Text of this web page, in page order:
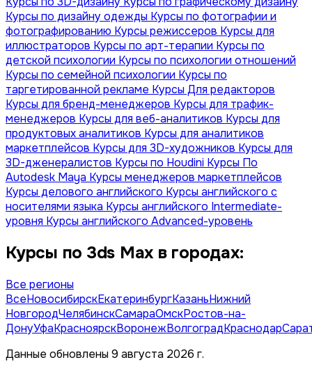
Курсы по дизайну одежды Курсы по фотографии и
фотографированию Курсы режиссеров Курсы для
иллюстраторов Курсы по арт-терапии Курсы по
детской психологии Курсы по психологии отношений
Курсы по семейной психологии Курсы по
таргетированной рекламе Курсы Для редакторов
Курсы для бренд-менеджеров Курсы для трафик-
менеджеров Курсы для веб-аналитиков Курсы для
продуктовых аналитиков Курсы для аналитиков
маркетплейсов Курсы для 3D-художников Курсы для
3D-дженералистов Курсы по Houdini Курсы По
Autodesk Maya Курсы менеджеров маркетплейсов
Курсы делового английского Курсы английского с
носителями языка Курсы английского Intermediate-
уровня Курсы английского Advanced-уровень
Курсы по 3ds Max в городах:
Все регионы
ВсеНовосибирскЕкатеринбургКазаньНижний
НовгородЧелябинскСамараОмскРостов-на-
ДонуУфаКрасноярскВоронежВолгоградКраснодар
Данные обновлены 9 августа 2026 г.